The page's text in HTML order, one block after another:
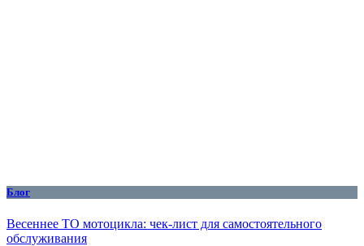
Блог
Весеннее ТО мотоцикла: чек-лист для самостоятельного
обслуживания